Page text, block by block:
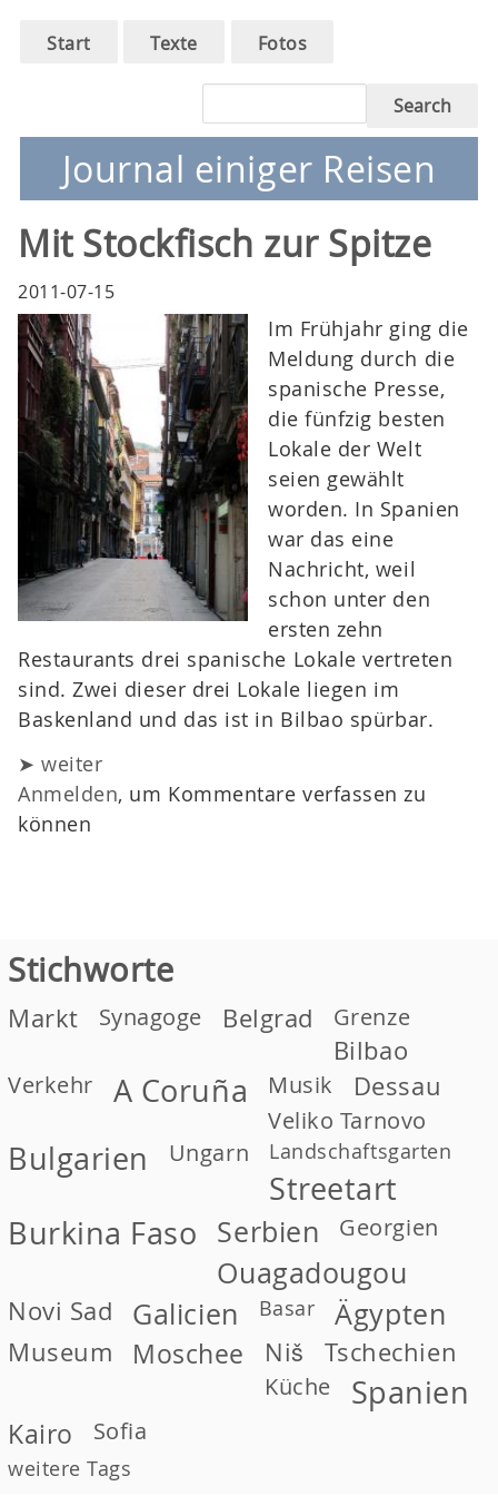
Skip
Main
Start Texte Fotos
Journal einiger Reisen
Mit Stockfisch zur Spitze
2011-07-15
Im Frühjahr ging die
Meldung durch die
spanische Presse,
die fünfzig besten
Lokale der Welt
seien gewählt
worden. In Spanien
war das eine
Nachricht, weil
schon unter den
ersten zehn
Restaurants drei spanische Lokale vertreten
sind. Zwei dieser drei Lokale liegen im
Baskenland und das ist in Bilbao spürbar.
➤ weiter
Anmelden, um Kommentare verfassen zu
können
Stichworte
Markt Synagoge Belgrad Grenze
Bilbao
Verkehr A Coruña Musik Dessau
Veliko Tarnovo
Bulgarien Ungarn Landschaftsgarten
Streetart
Burkina Faso
Serbien Georgien
Ouagadougou
Novi Sad Galicien Basar Ägypten
Museum Moschee Niš Tschechien
Küche Spanien
Kairo Sofia
weitere Tags